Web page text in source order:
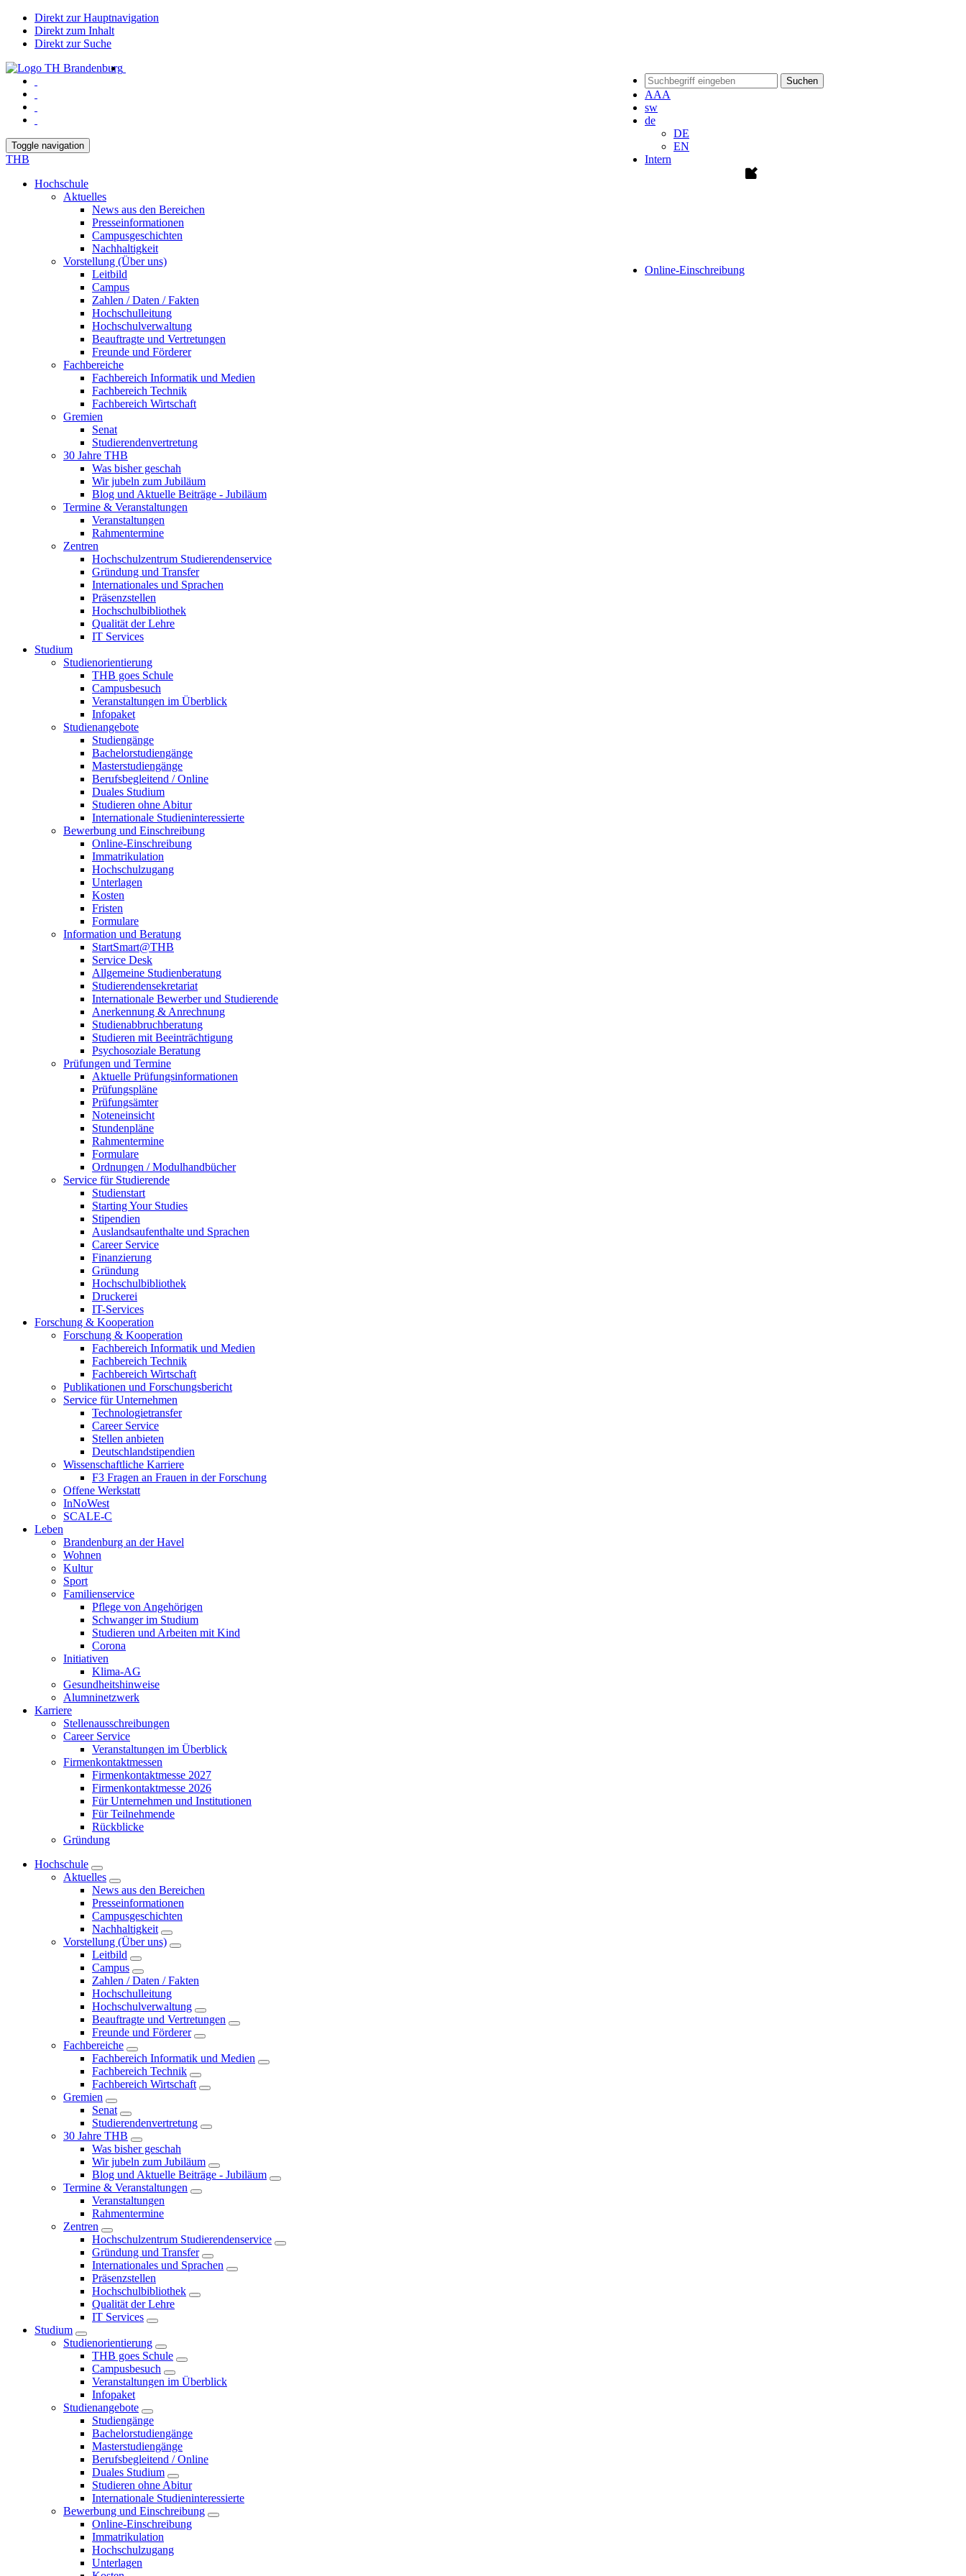
Direkt zur Hauptnavigation
Direkt zum Inhalt
Direkt zur Suche
Suchen
AAA
sw
de
DE
EN
Intern
Online-Einschreibung
Toggle navigation
THB
Hochschule
Aktuelles
News aus den Bereichen
Presseinformationen
Campusgeschichten
Nachhaltigkeit
Vorstellung (Über uns)
Leitbild
Campus
Zahlen / Daten / Fakten
Hochschulleitung
Hochschulverwaltung
Beauftragte und Vertretungen
Freunde und Förderer
Fachbereiche
Fachbereich Informatik und Medien
Fachbereich Technik
Fachbereich Wirtschaft
Gremien
Senat
Studierendenvertretung
30 Jahre THB
Was bisher geschah
Wir jubeln zum Jubiläum
Blog und Aktuelle Beiträge - Jubiläum
Termine & Veranstaltungen
Veranstaltungen
Rahmentermine
Zentren
Hochschulzentrum Studierendenservice
Gründung und Transfer
Internationales und Sprachen
Präsenzstellen
Hochschulbibliothek
Qualität der Lehre
IT Services
Studium
Studienorientierung
THB goes Schule
Campusbesuch
Veranstaltungen im Überblick
Infopaket
Studienangebote
Studiengänge
Bachelorstudiengänge
Masterstudiengänge
Berufsbegleitend / Online
Duales Studium
Studieren ohne Abitur
Internationale Studieninteressierte
Bewerbung und Einschreibung
Online-Einschreibung
Immatrikulation
Hochschulzugang
Unterlagen
Kosten
Fristen
Formulare
Information und Beratung
StartSmart@THB
Service Desk
Allgemeine Studienberatung
Studierendensekretariat
Internationale Bewerber und Studierende
Anerkennung & Anrechnung
Studienabbruchberatung
Studieren mit Beeinträchtigung
Psychosoziale Beratung
Prüfungen und Termine
Aktuelle Prüfungsinformationen
Prüfungspläne
Prüfungsämter
Noteneinsicht
Stundenpläne
Rahmentermine
Formulare
Ordnungen / Modulhandbücher
Service für Studierende
Studienstart
Starting Your Studies
Stipendien
Auslandsaufenthalte und Sprachen
Career Service
Finanzierung
Gründung
Hochschulbibliothek
Druckerei
IT-Services
Forschung & Kooperation
Forschung & Kooperation
Fachbereich Informatik und Medien
Fachbereich Technik
Fachbereich Wirtschaft
Publikationen und Forschungsbericht
Service für Unternehmen
Technologietransfer
Career Service
Stellen anbieten
Deutschlandstipendien
Wissenschaftliche Karriere
F3 Fragen an Frauen in der Forschung
Offene Werkstatt
InNoWest
SCALE-C
Leben
Brandenburg an der Havel
Wohnen
Kultur
Sport
Familienservice
Pflege von Angehörigen
Schwanger im Studium
Studieren und Arbeiten mit Kind
Corona
Initiativen
Klima-AG
Gesundheitshinweise
Alumninetzwerk
Karriere
Stellenausschreibungen
Career Service
Veranstaltungen im Überblick
Firmenkontaktmessen
Firmenkontaktmesse 2027
Firmenkontaktmesse 2026
Für Unternehmen und Institutionen
Für Teilnehmende
Rückblicke
Gründung
Hochschule
Aktuelles
News aus den Bereichen
Presseinformationen
Campusgeschichten
Nachhaltigkeit
Vorstellung (Über uns)
Leitbild
Campus
Zahlen / Daten / Fakten
Hochschulleitung
Hochschulverwaltung
Beauftragte und Vertretungen
Freunde und Förderer
Fachbereiche
Fachbereich Informatik und Medien
Fachbereich Technik
Fachbereich Wirtschaft
Gremien
Senat
Studierendenvertretung
30 Jahre THB
Was bisher geschah
Wir jubeln zum Jubiläum
Blog und Aktuelle Beiträge - Jubiläum
Termine & Veranstaltungen
Veranstaltungen
Rahmentermine
Zentren
Hochschulzentrum Studierendenservice
Gründung und Transfer
Internationales und Sprachen
Präsenzstellen
Hochschulbibliothek
Qualität der Lehre
IT Services
Studium
Studienorientierung
THB goes Schule
Campusbesuch
Veranstaltungen im Überblick
Infopaket
Studienangebote
Studiengänge
Bachelorstudiengänge
Masterstudiengänge
Berufsbegleitend / Online
Duales Studium
Studieren ohne Abitur
Internationale Studieninteressierte
Bewerbung und Einschreibung
Online-Einschreibung
Immatrikulation
Hochschulzugang
Unterlagen